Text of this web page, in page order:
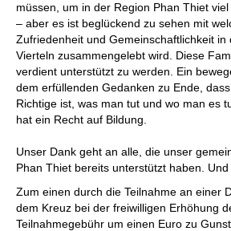
müssen, um in der Region Phan Thiet
– aber es ist beglückend zu sehen mit
Zufriedenheit und Gemeinschaftlichkeit in
Vierteln zusammengelebt wird. Diese
verdient unterstützt zu werden. Ein
dem erfüllenden Gedanken zu Ende,
Richtige ist, was man tut und wo man es
hat ein Recht auf Bildung.
Unser Dank geht an alle, die unser
Phan Thiet bereits unterstützt haben.
Zum einen durch die Teilnahme an einer
dem Kreuz bei der freiwilligen Erhöhung
Teilnahmegebühr um einen Euro zu